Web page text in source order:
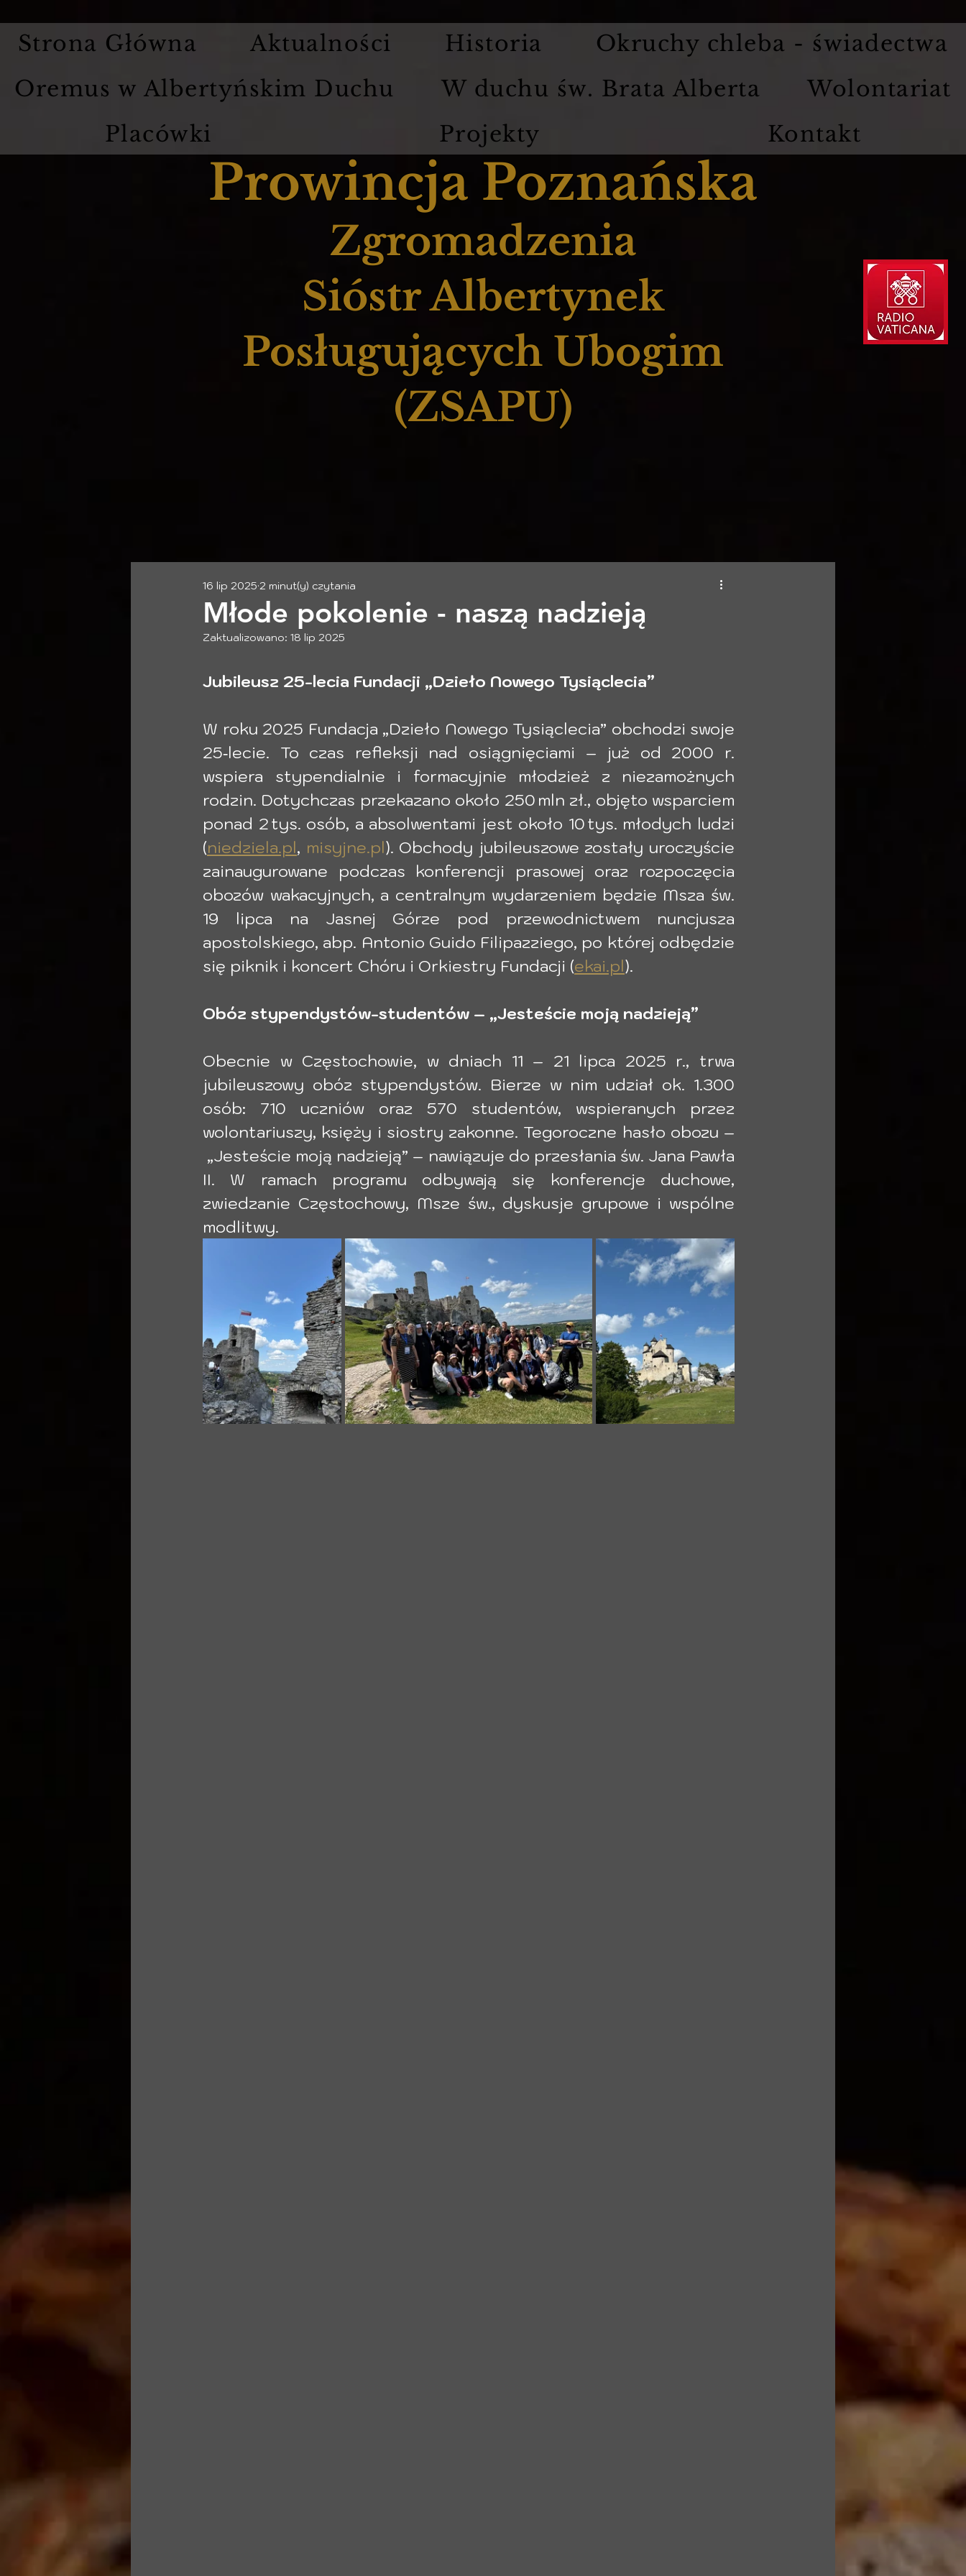
Strona Główna Aktualności Historia
Okruchy chleba - świadectwa
Oremus w Albertyńskim Duchu
W duchu św. Brata Alberta
Wolontariat
Placówki
Projekty Kontakt
Prowincja Poznańska
Zgromadzenia
Sióstr Albertynek
Posługujących Ubogim
(ZSAPU)
Młode pokolenie - naszą nadzieją
16 lip 2025 2 minut(y) czytania
Zaktualizowano: 18 lip 2025
Jubileusz 25-lecia Fundacji „Dzieło Nowego Tysiąclecia”
W roku 2025 Fundacja „Dzieło Nowego Tysiąclecia” obchodzi swoje
25‑lecie. To czas refleksji nad osiągnięciami – już od 2000 r.
wspiera stypendialnie i formacyjnie młodzież z niezamożnych
rodzin. Dotychczas przekazano około 250 mln zł., objęto wsparciem
ponad 2 tys. osób, a absolwentami jest około 10 tys. młodych ludzi
(niedziela.pl, misyjne.pl). Obchody jubileuszowe zostały uroczyście
zainaugurowane podczas konferencji prasowej oraz rozpoczęcia
obozów wakacyjnych, a centralnym wydarzeniem będzie Msza św.
19 lipca na Jasnej Górze pod przewodnictwem nuncjusza
apostolskiego, abp. Antonio Guido Filipazziego, po której odbędzie
się piknik i koncert Chóru i Orkiestry Fundacji (ekai.pl).
Obóz stypendystów-studentów – „Jesteście moją nadzieją”
Obecnie w Częstochowie, w dniach 11 – 21 lipca 2025 r., trwa
jubileuszowy obóz stypendystów. Bierze w nim udział ok. 1.300
osób: 710 uczniów oraz 570 studentów, wspieranych przez
wolontariuszy, księży i siostry zakonne. Tegoroczne hasło obozu –
„Jesteście moją nadzieją” – nawiązuje do przesłania św. Jana Pawła
II. W ramach programu odbywają się konferencje duchowe,
zwiedzanie Częstochowy, Msze św., dyskusje grupowe i wspólne
modlitwy.